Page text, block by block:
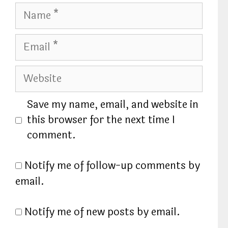
a
m
m
aW
e
s
e
Save my name, email, and website in
this browser for the next time I
comment.
Notify me of follow-up comments by
email.
Notify me of new posts by email.